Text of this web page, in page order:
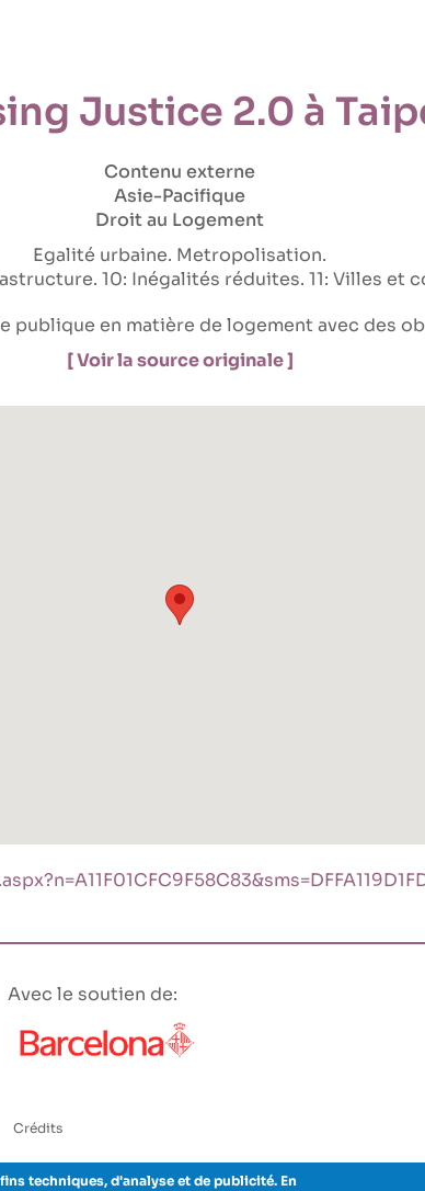
Justice 2.0 à
Contenu externe
Asie-Pacifique
Droit au Logement
Egalité urbaine Metropolisation
10: Inégalités réduites 11: Villes et
publique en matière de logement avec des
[ Voir la source originale ]
Avec le soutien de:
Crédits
techniques, d'analyse et de publicité. En